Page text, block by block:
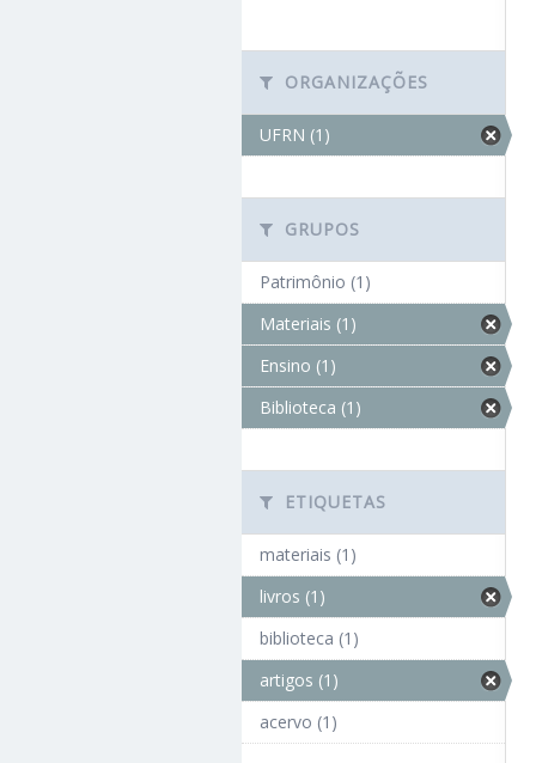
ORGANIZAÇÕES
UFRN (1)
GRUPOS
Patrimônio (1)
Materiais (1)
Ensino (1)
Biblioteca (1)
ETIQUETAS
materiais (1)
livros (1)
biblioteca (1)
artigos (1)
acervo (1)